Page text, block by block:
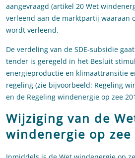
aangevraagd (artikel 20 Wet
verleend aan de marktpartij waaraan
wordt verleend.
De verdeling van de SDE-subsidie
tender is geregeld in het Besluit
energieproductie en klimaattransitie
regeling (zie bijvoorbeeld: Regeling
en de Regeling windenergie op zee
Wijziging van de
windenergie op zee